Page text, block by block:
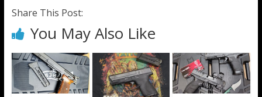
Share This Post:
You May Also Like